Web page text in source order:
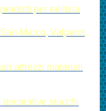
per edilizia
Marco, Valpaint,
attrezzi materiali
stucchi